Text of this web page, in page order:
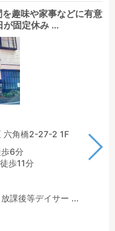
趣味や家事などに有意
が固定休み ...
六角橋2-27-2 1F
6分
歩11分
課後等デイサー ...